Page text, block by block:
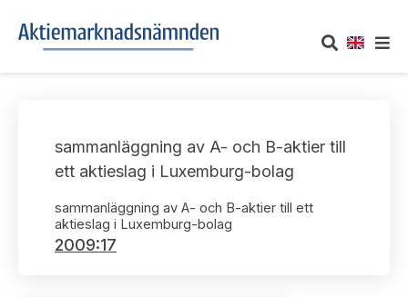
Om oss
Informationsgivning
UTTALANDEN
Om nämndens uttalanden
Framställningar och konsultation
TAKEOVER-REGLER
sammanläggning av A- och B-aktier till
ett aktieslag i Luxemburg-bolag
sammanläggning av A- och B-aktier till ett
aktieslag i Luxemburg-bolag
2009:17